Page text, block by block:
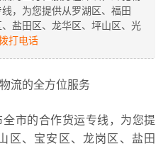
，为您提供从罗湖区、福田
盐田区、龙华区、坪山区、光
打电话
流的全方位服务
市的合作货运专线，为您提
区、宝安区、龙岗区、盐田